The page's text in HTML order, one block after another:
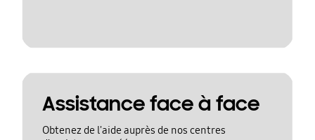
Assistance face à face
Obtenez de l'aide auprès de nos centres